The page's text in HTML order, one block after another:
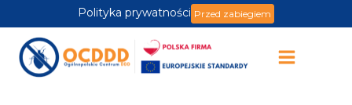
Polityka prywatności Przed zabiegiem